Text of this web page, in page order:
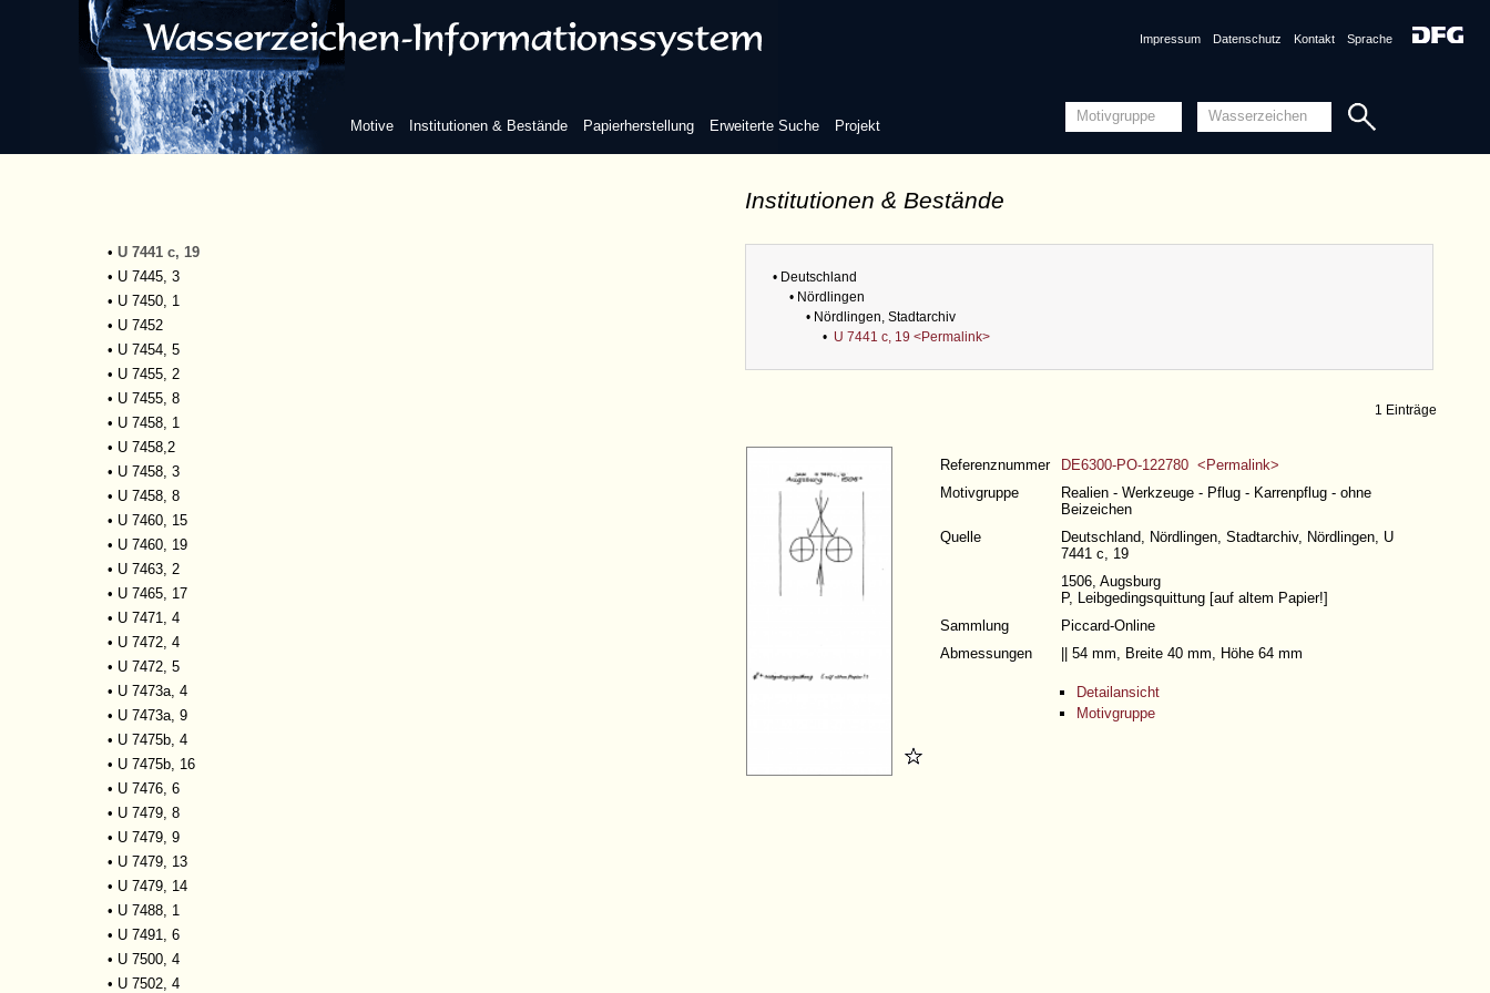
Motive Institutionen & Bestände Papierherstellung Erweiterte Suche Projekt
Impressum Datenschutz Kontakt Sprache
Institutionen & Bestände
•R. S. I 852 b
•R. S. I 4976
•R. S. I 4990/179
•Rep. 139a AA Nr. 132
•Spital, Gültbuch
•Spital, Salbuch
•Spital, Zins- u. Salbuch
• U 7441 c, 19
• U 7445, 3
• U 7450, 1
• U 7452
• U 7454, 5
• U 7455, 2
• U 7455, 8
• U 7458, 1
• U 7458,2
• U 7458, 3
• U 7458, 8
• U 7460, 15
• U 7460, 19
• U 7463, 2
• U 7465, 17
• U 7471, 4
• U 7472, 4
• U 7472, 5
• U 7473a, 4
• U 7473a, 9
• U 7475b, 4
• U 7475b, 16
• U 7476, 6
• U 7479, 8
• U 7479, 9
• U 7479, 13
• U 7479, 14
• U 7488, 1
• U 7491, 6
• U 7500, 4
• U 7502, 4
• Deutschland
• Nördlingen
• Nördlingen, Stadtarchiv
• U 7441 c, 19 <Permalink>
1 Einträge
Referenznummer
DE6300-PO-122780 <Permalink>
Motivgruppe
Realien - Werkzeuge - Pflug - Karrenpflug - ohne
Beizeichen
Quelle
Deutschland, Nördlingen, Stadtarchiv, Nördlingen, U
7441 c, 19
1506, Augsburg
P, Leibgedingsquittung [auf altem Papier!]
Sammlung
Piccard-Online
Abmessungen
|| 54 mm, Breite 40 mm, Höhe 64 mm
Detailansicht
Motivgruppe